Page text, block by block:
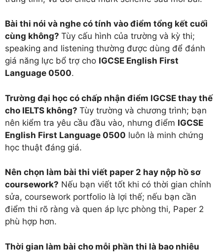
Bài thi nói và nghe có tính vào điểm tổng kết cuối
cùng không? Tùy cấu hình của trường và kỳ thi;
speaking and listening thường được dùng để đánh
giá năng lực bổ trợ cho IGCSE English First
Language 0500.
Trường đại học có chấp nhận điểm IGCSE thay thế
cho IELTS không? Tùy trường và chương trình; bạn
nên kiểm tra yêu cầu đầu vào, nhưng điểm IGCSE
English First Language 0500 luôn là minh chứng
học thuật đáng giá.
Nên chọn làm bài thi viết paper 2 hay nộp hồ sơ
coursework? Nếu bạn viết tốt khi có thời gian chỉnh
sửa, coursework portfolio là lợi thế; nếu bạn cần
điểm thi rõ ràng và quen áp lực phòng thi, Paper 2
phù hợp hơn.
Thời gian làm bài cho mỗi phần thi là bao nhiêu